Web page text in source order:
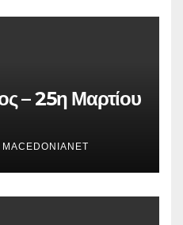
– 25η Μαρτίου
MACEDONIANET